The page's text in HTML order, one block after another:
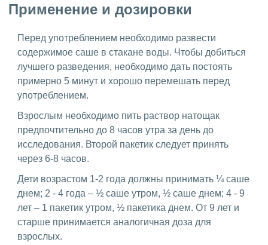
Применение и дозировки
Перед употреблением необходимо развести
содержимое саше в стакане воды. Чтобы добиться
лучшего разведения, необходимо дать постоять
примерно 5 минут и хорошо перемешать перед
употреблением.
Взрослым необходимо пить раствор натощак
предпочтительно до 8 часов утра за день до
исследования. Второй пакетик следует принять
через 6-8 часов.
Дети возрастом 1-2 года должны принимать ¼ саше
днем; 2 - 4 года – ½ саше утром, ½ саше днем; 4 - 9
лет – 1 пакетик утром, ½ пакетика днем. От 9 лет и
старше принимается аналогичная доза для
взрослых.